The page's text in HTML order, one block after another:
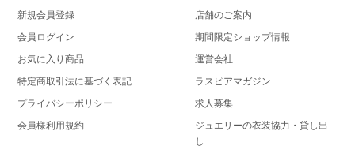
新規会員登録
会員ログイン
お気に入り商品
特定商取引法に基づく表記
プライバシーポリシー
会員様利用規約
店舗のご案内
期間限定ショップ情報
運営会社
ラスピアマガジン
求人募集
ジュエリーの衣装協力・貸し出
し